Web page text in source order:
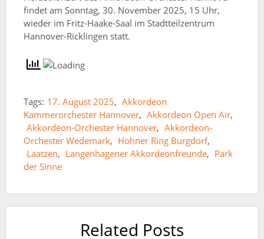
findet am Sonntag, 30. November 2025, 15 Uhr,
wieder im Fritz-Haake-Saal im Stadtteilzentrum
Hannover-Ricklingen statt.
Tags: 17. August 2025, Akkordeon
Kammerorchester Hannover, Akkordeon Open Air,
Akkordeon-Orchester Hannover, Akkordeon-
Orchester Wedemark, Hohner Ring Burgdorf,
Laatzen, Langenhagener Akkordeonfreunde, Park
der Sinne
Related Posts